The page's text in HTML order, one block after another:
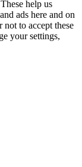
help us
ads here and on
not to accept these
your settings,